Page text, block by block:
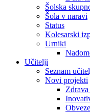
Šolska
Šola v naravi
Status
Kolesarski
Urniki
Učitelji
Seznam
Novi projekti
Zdrava